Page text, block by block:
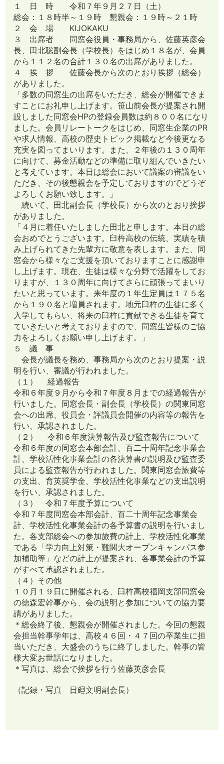
１ 日 時 令和７年９月２７日（土）
総会：１８時半～１９時 懇親会：１９時～２１時
２ 会 場 KIJOKAKU
３ 出席者 同窓会役員・事務局から、佐藤英彦会
長、田北聡副会長（学校長）をはじめ１８名が、会員
から１１２名の合計１３０名の出席がありました。
４ 挨 拶 佐藤会長から次のとおり挨拶（総会）
がありました。
「多数の同窓生の出席をいただき、総会が開催できま
すことにお礼申し上げます。笹山前会長が提案され開
設しました同窓会HPの登録会員数は約８００名になり
ました。会員リレートークをはじめ、同窓生企業のPR
や求人情報、高校の歴史トピック掲載など今後更なる
充実を図ってまいります。また、２年後の１３０周年
に向けて、募金活動などの準備に取り組んでいきたい
と考えています。本日は総会において議案の審議をい
ただき、その後懇親会を予定しておりますのでどうぞ
よろしくお願い致します。」
続いて、田北副会長（学校長）から次のとおり挨拶
がありました。
「４月に着任いたしました田北と申します。本日の総
会おめでとうございます。臼杵高校の伝統、実績を積
み上げられてきた先輩方に敬意を表します。また、同
窓会から様々なご支援を頂いておりますことに感謝申
し上げます。現在、生徒は様々な分野で活躍をしてお
りますが、１３０周年に向けてさらに頑張ってまいり
たいと思っています。来年度の１年生定員は１７５名
から１９０名と増員されます。地元臼杵の生徒に多く
入学してもらい、将来の臼杵に貢献できる生徒を育て
ていきたいと考えておりますので、同窓生皆様のご協
力をよろしくお願い申し上げます。」
５ 議 事
会長が議長を務め、事務局から次のとおり提案・説
明を行い、審議が行われました。
（１） 経過報告
令和６年度９月から令和７年度８月までの経過報告が
行いました。同窓会長・副会長（学校長）の関東同窓
会への出席、役員会・評議員会開催の内容等の報告を
行い、承認されました。
（２） 令和６年度決算報告及び監査報告について
令和６年度の同窓会本部会計、百二十周年記念事業会
計、学校活性化事業会計の各決算書の説明及び監査委
員による監査報告が行われました。関東同窓会旅費等
の支出、育英奨学金、学校活性化事業などの支出説明
を行い、承認されました。
（３） 令和７年度予算について
令和７年度同窓会本部会計、百二十周年記念事業会
計、学校活性化事業会計の各予算書の説明を行いまし
た。各支部総会への参加旅費の計上、学校活性化事業
である「学力向上対策・難関大オープンキャンパス参
加補助等」などの計上が提案され、各事業会計の予算
がすべて承認されました。
（４）その他
１０月１９日に開催される、臼杵高校福岡支部同窓会
の徳森宏幹事から、会の説明と参加についての協力要
請がありました。
＊総会終了後、懇親会が開催されました。今回の懇親
会担当幹事学年は、高校４６回・４７回の卒業生に担
当いただき、大盛会のうちに終了しました。幹事の皆
様大変お世話になりました。
＊写真は、総会で挨拶を行う佐藤英彦会長
（記録・写真 日廻文明副会長）